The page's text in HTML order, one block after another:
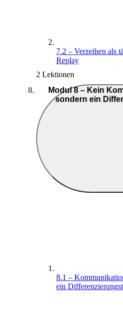
7.2 – Verzeihen als
Replay
2 Lektionen
Modul 8 – Kein
sondern ein
8.1 –
ein